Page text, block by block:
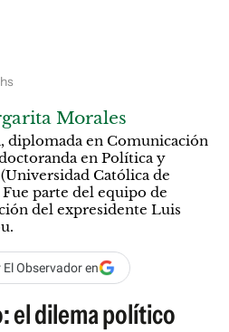
Morales
diplomada en Comunicación
en Política y
Católica de
parte del equipo de
del expresidente Luis
Observador en
el dilema político